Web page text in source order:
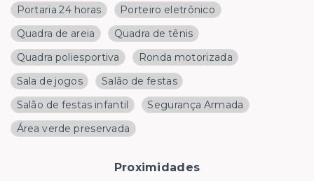
Portaria 24 horas
Porteiro eletrônico
Quadra de areia
Quadra de tênis
Quadra poliesportiva
Ronda motorizada
Sala de jogos
Salão de festas
Salão de festas infantil
Segurança Armada
Área verde preservada
Proximidades